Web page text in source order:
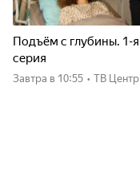
Подъём с глубины. 1-я
серия
Завтра в 10:55 • ТВ Центр